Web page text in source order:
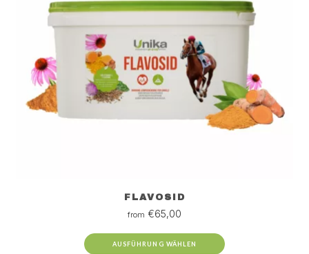
FLAVOSID
from €65,00
AUSFÜHRUNG WÄHLEN